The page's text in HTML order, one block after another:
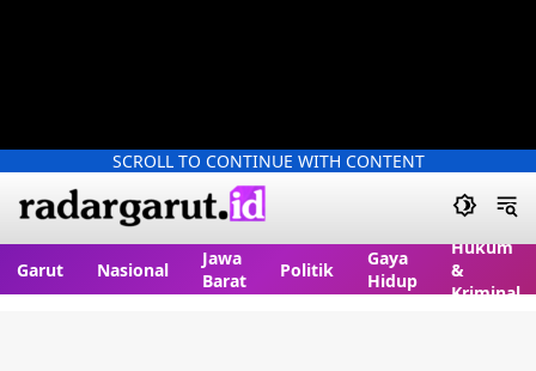
SCROLL TO CONTINUE WITH CONTENT
Garut Nasional
Jawa
Barat
Politik
Gaya
Hidup
Hukum
&
Kriminal